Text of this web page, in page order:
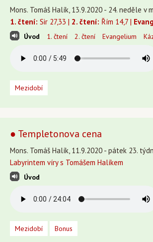
Mons. Tomáš Halík, 13.9.2020 - 24. neděle v
1. čtení: Sir 27,33 | 2. čtení: Řím 14,7 |
Úvod 1. čtení 2. čtení Evangelium
Mezidobí
● Templetonova cena
Mons. Tomáš Halík, 11.9.2020 - pátek 23.
Labyrintem víry s Tomášem Halíkem
Úvod
Mezidobí Bonus